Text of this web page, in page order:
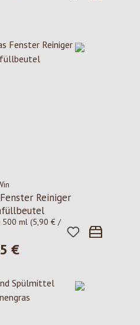
Reiniger
500 ml (5,90 € /
Preis:
€